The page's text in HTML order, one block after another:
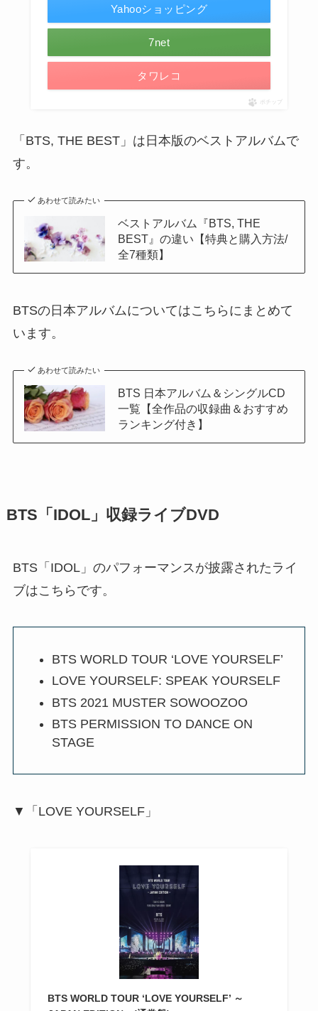
Yahooショッピング
7net
タワレコ
ポチップ
「BTS, THE BEST」は日本版のベストアルバムで
す。
あわせて読みたい
ベストアルバム『BTS, THE
BEST』の違い【特典と購入方法/
全7種類】
BTSの日本アルバムについてはこちらにまとめて
います。
あわせて読みたい
BTS 日本アルバム＆シングルCD
一覧【全作品の収録曲＆おすすめ
ランキング付き】
BTS「IDOL」収録ライブDVD
BTS「IDOL」のパフォーマンスが披露されたライ
ブはこちらです。
BTS WORLD TOUR ‘LOVE YOURSELF’
LOVE YOURSELF: SPEAK YOURSELF
BTS 2021 MUSTER SOWOOZOO
BTS PERMISSION TO DANCE ON
STAGE
▼「LOVE YOURSELF」
BTS WORLD TOUR ‘LOVE YOURSELF’ ～